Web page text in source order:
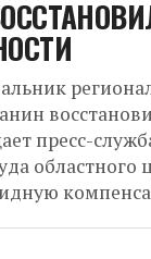
пресс-
областного